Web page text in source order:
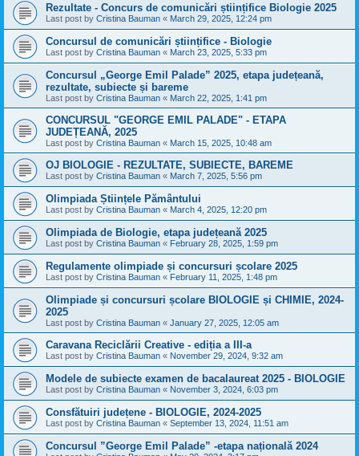
Rezultate - Concurs de comunicări științifice Biologie 2025
Last post by Cristina Bauman « March 29, 2025, 12:24 pm
Concursul de comunicări științifice - Biologie
Last post by Cristina Bauman « March 23, 2025, 5:33 pm
Concursul „George Emil Palade” 2025, etapa județeană,
rezultate, subiecte și bareme
Last post by Cristina Bauman « March 22, 2025, 1:41 pm
CONCURSUL "GEORGE EMIL PALADE" - ETAPA
JUDEȚEANĂ, 2025
Last post by Cristina Bauman « March 15, 2025, 10:48 am
OJ BIOLOGIE - REZULTATE, SUBIECTE, BAREME
Last post by Cristina Bauman « March 7, 2025, 5:56 pm
Olimpiada Științele Pământului
Last post by Cristina Bauman « March 4, 2025, 12:20 pm
Olimpiada de Biologie, etapa județeană 2025
Last post by Cristina Bauman « February 28, 2025, 1:59 pm
Regulamente olimpiade și concursuri școlare 2025
Last post by Cristina Bauman « February 11, 2025, 1:48 pm
Olimpiade și concursuri școlare BIOLOGIE și CHIMIE, 2024-
2025
Last post by Cristina Bauman « January 27, 2025, 12:05 am
Caravana Reciclării Creative - ediția a III-a
Last post by Cristina Bauman « November 29, 2024, 9:32 am
Modele de subiecte examen de bacalaureat 2025 - BIOLOGIE
Last post by Cristina Bauman « November 3, 2024, 6:03 pm
Consfătuiri județene - BIOLOGIE, 2024-2025
Last post by Cristina Bauman « September 13, 2024, 11:51 am
Concursul ”George Emil Palade” -etapa națională 2024